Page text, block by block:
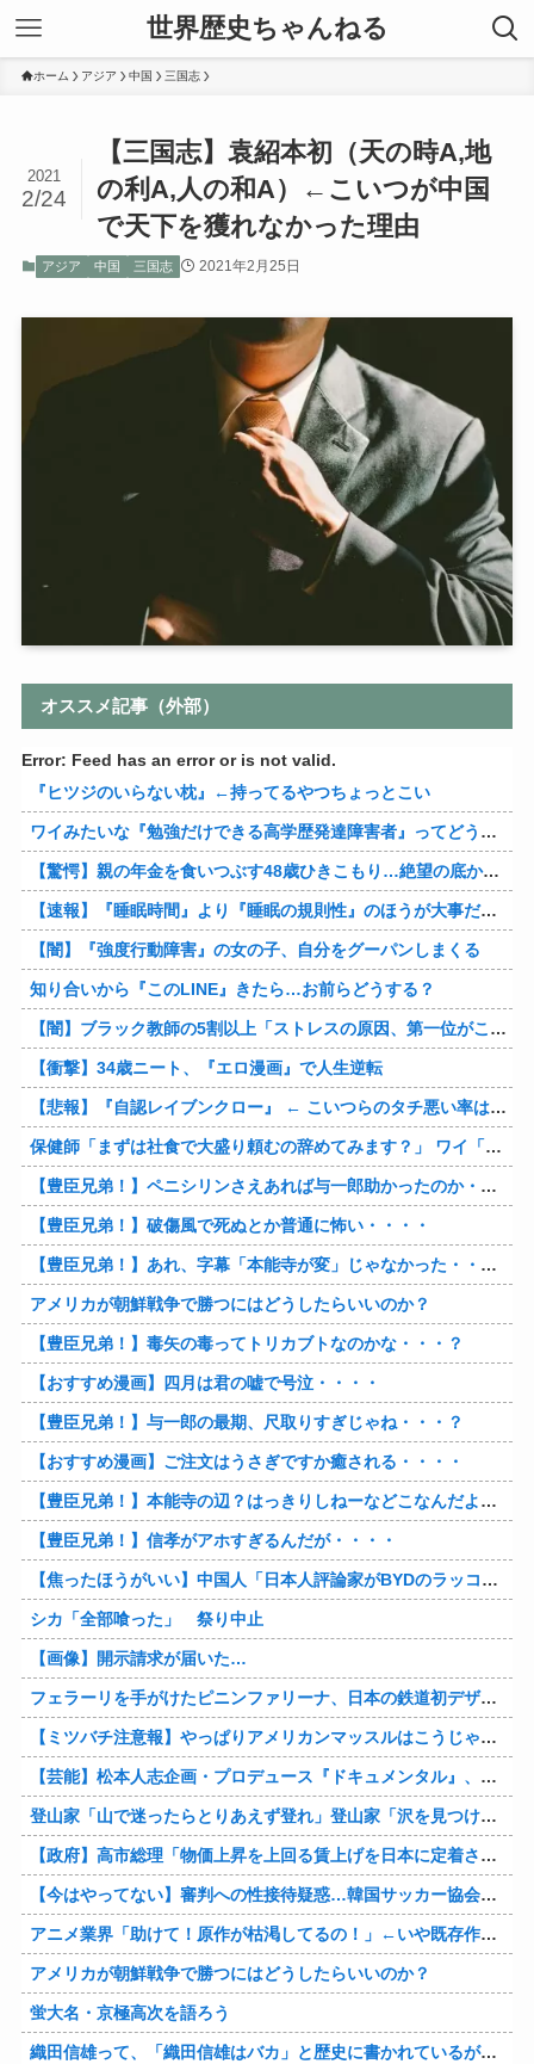
世界歴史ちゃんねる
ホーム アジア 中国 三国志
【三国志】袁紹本初（天の時A,地
の利A,人の和A）←こいつが中国
で天下を獲れなかった理由
2021
2/24
アジア 中国 三国志 2021年2月25日
オススメ記事（外部）
Error: Feed has an error or is not valid.
『ヒツジのいらない枕』←持ってるやつちょっとこい
ワイみたいな『勉強だけできる高学歴発達障害者』ってどう生きたらいいんや？
【驚愕】親の年金を食いつぶす48歳ひきこもり…絶望の底から家族を救ったのは『障害基礎年金』だった
【速報】『睡眠時間』より『睡眠の規則性』のほうが大事だと判明
【闇】『強度行動障害』の女の子、自分をグーパンしまくる
知り合いから『このLINE』きたら…お前らどうする？
【闇】ブラック教師の5割以上「ストレスの原因、第一位がこれ」
【衝撃】34歳ニート、『エロ漫画』で人生逆転
【悲報】『自認レイブンクロー』 ← こいつらのタチ悪い率は異常
保健師「まずは社食で大盛り頼むの辞めてみます？」 ワイ「…食っちゃいけないものを売ってるのか？」
【豊臣兄弟！】ペニシリンさえあれば与一郎助かったのか・・・？
【豊臣兄弟！】破傷風で死ぬとか普通に怖い・・・・
【豊臣兄弟！】あれ、字幕「本能寺が変」じゃなかった・・・？
アメリカが朝鮮戦争で勝つにはどうしたらいいのか？
【豊臣兄弟！】毒矢の毒ってトリカブトなのかな・・・？
【おすすめ漫画】四月は君の嘘で号泣・・・・
【豊臣兄弟！】与一郎の最期、尺取りすぎじゃね・・・？
【おすすめ漫画】ご注文はうさぎですか癒される・・・・
【豊臣兄弟！】本能寺の辺？はっきりしねーなどこなんだよ・・・・
【豊臣兄弟！】信孝がアホすぎるんだが・・・・
【焦ったほうがいい】中国人「日本人評論家がBYDのラッコの装備を褒めてるけど中国では基本的な装備やぞ…？」
シカ「全部喰った」 祭り中止
【画像】開示請求が届いた…
フェラーリを手がけたピニンファリーナ、日本の鉄道初デザイン。南海電鉄が新たな空港特急をなにわ筋線へ導入
【ミツバチ注意報】やっぱりアメリカンマッスルはこうじゃないとな・・・。ダッジが「直6ツインターボ、600馬力」の新型「チャージャー ”スーパービー”」を発表
【芸能】松本人志企画・プロデュース『ドキュメンタル』、アメリカで初の制作が決定
登山家「山で迷ったらとりあえず登れ」登山家「沢を見つけて下山しろ」←これ結局どっちが正解なの？
【政府】高市総理「物価上昇を上回る賃上げを日本に定着させる」 国家公務員月給3.51％増へ 人事院の勧告を受け
【今はやってない】審判への性接待疑惑…韓国サッカー協会が声明「現在は一切発生していない」
アニメ業界「助けて！原作が枯渇してるの！」←いや既存作品の2期やったら良いよね？
アメリカが朝鮮戦争で勝つにはどうしたらいいのか？
蛍大名・京極高次を語ろう
織田信雄って、「織田信雄はバカ」と歴史に書かれているが今まで家が残っているんでバカではないよな？